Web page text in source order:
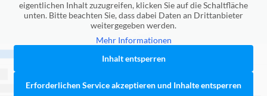
eigentlichen Inhalt zuzugreifen, klicken Sie auf die Schaltfläche
unten. Bitte beachten Sie, dass dabei Daten an Drittanbieter
weitergegeben werden.
Mehr Informationen
Inhalt entsperren
Erforderlichen Service akzeptieren und Inhalte entsperren